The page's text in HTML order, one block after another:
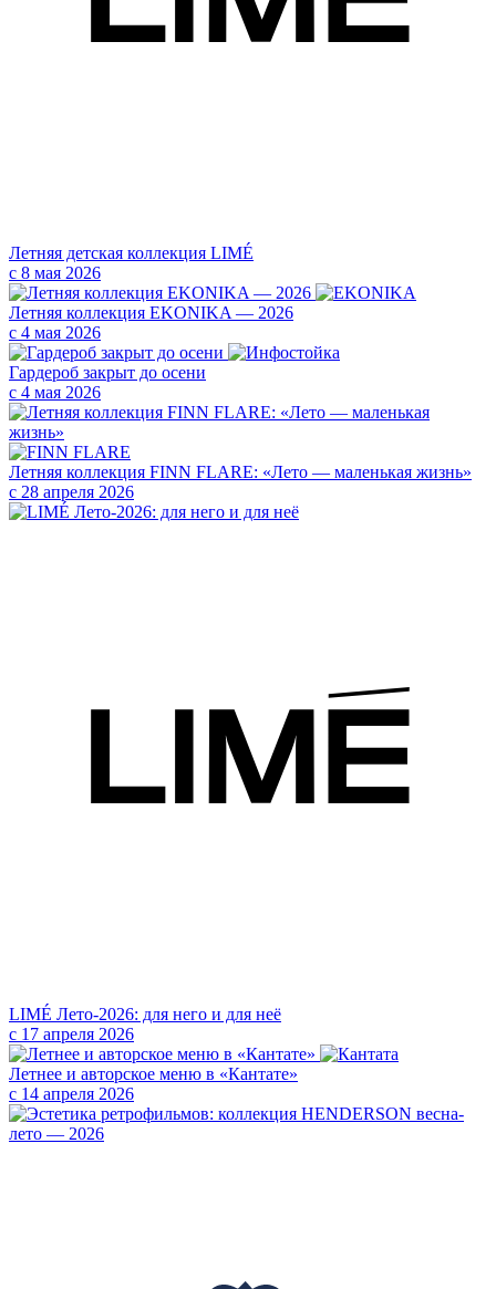
Летняя детская коллекция LIMÉ
с 8 мая 2026
Летняя коллекция EKONIKA — 2026
с 4 мая 2026
Гардероб закрыт до осени
с 4 мая 2026
Летняя коллекция FINN FLARE: «Лето — маленькая жизнь»
с 28 апреля 2026
LIMÉ Лето-2026: для него и для неё
с 17 апреля 2026
Летнее и авторское меню в «Кантате»
с 14 апреля 2026